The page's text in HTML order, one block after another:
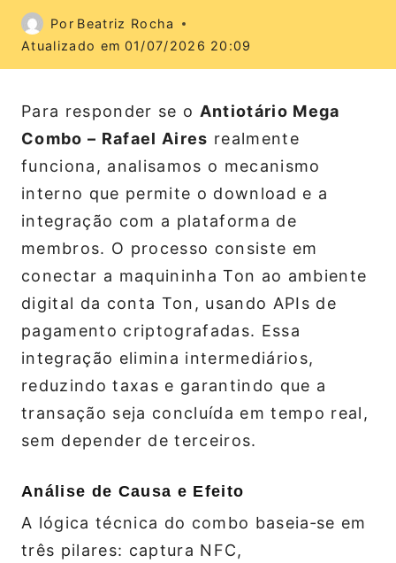
Por Beatriz Rocha
Atualizado em 01/07/2026 20:09
Para responder se o Antiotário Mega
Combo – Rafael Aires realmente
funciona, analisamos o mecanismo
interno que permite o download e a
integração com a plataforma de
membros. O processo consiste em
conectar a maquininha Ton ao ambiente
digital da conta Ton, usando APIs de
pagamento criptografadas. Essa
integração elimina intermediários,
reduzindo taxas e garantindo que a
transação seja concluída em tempo real,
sem depender de terceiros.
Análise de Causa e Efeito
A lógica técnica do combo baseia‑se em
três pilares: captura NFC,